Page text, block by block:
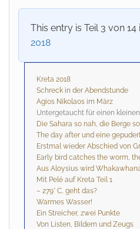
This entry is Teil 3 von 14
2018
Kreta 2018
Schreck in der Abendstunde
Agios Nikolaos im März
Untergetaucht für einen
Die Sahara so nah, die Berge
The day after und eine
Erstmal wieder Abschied von
Early bird catches the worm,
Aus Aloysius wird
Mit Pelé auf Kreta Teil 1
– 279° C, geht das?
Warmes Wasser!
Ein Streicher, zwei Punkte
Von Listen, Bildern und Zeugs